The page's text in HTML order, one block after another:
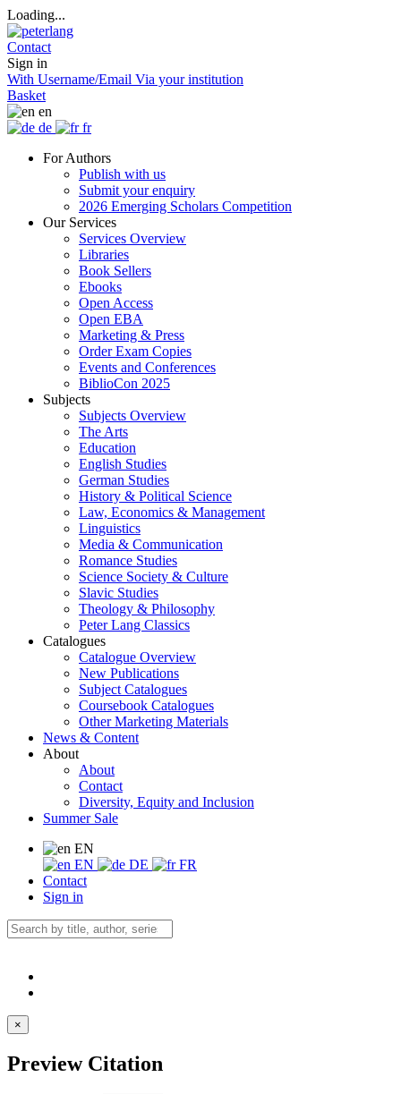
Loading...
Contact
Sign in
With Username/Email Via your institution
Basket
en
de
fr
For Authors
Publish with us
Submit your enquiry
2026 Emerging Scholars Competition
Our Services
Services Overview
Libraries
Book Sellers
Ebooks
Open Access
Open EBA
Marketing & Press
Order Exam Copies
Events and Conferences
BiblioCon 2025
Subjects
Subjects Overview
The Arts
Education
English Studies
German Studies
History & Political Science
Law, Economics & Management
Linguistics
Media & Communication
Romance Studies
Science Society & Culture
Slavic Studies
Theology & Philosophy
Peter Lang Classics
Catalogues
Catalogue Overview
New Publications
Subject Catalogues
Coursebook Catalogues
Other Marketing Materials
News & Content
About
About
Contact
Diversity, Equity and Inclusion
Summer Sale
EN
EN
DE
FR
Contact
Sign in
×
Preview Citation